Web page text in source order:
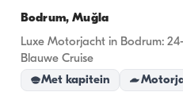
Bodrum, Muğla
Luxe Motorjacht in Bodrum:
Blauwe Cruise
Met kapitein